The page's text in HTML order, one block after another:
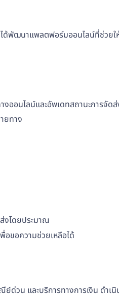
ด้พัฒนาแพลตฟอร์มออนไลน์ที่ช่วย
อนไลน์และอัพเดทสถานะการจัด
ยทาง
งโดยประมาณ
ขอความช่วยเหลือได้
ด่วน และบริการทางการเงิน ดำ